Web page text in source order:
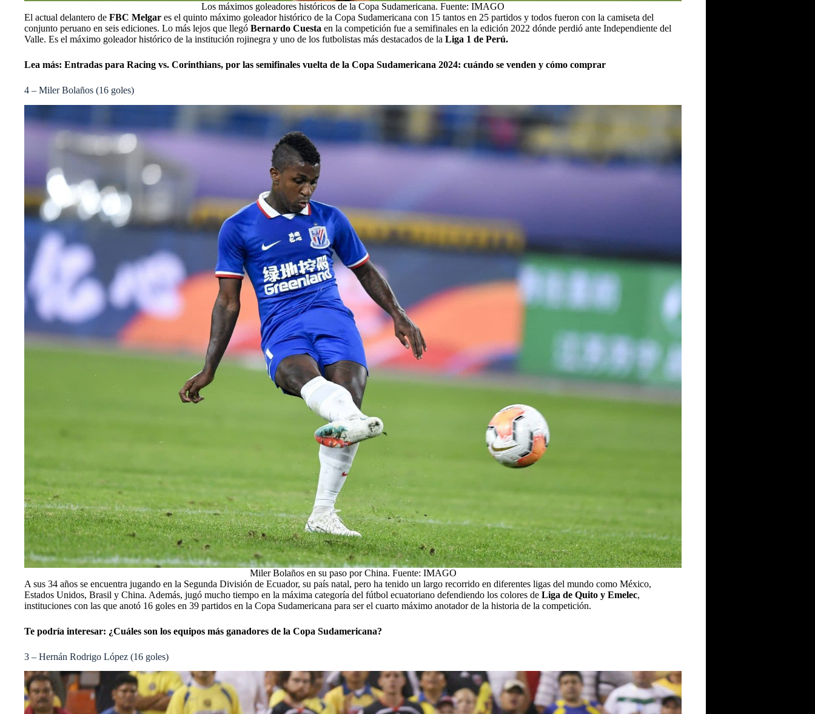
Los máximos goleadores históricos de la Copa Sudamericana. Fuente: IMAGO
El actual delantero de FBC Melgar es el quinto máximo goleador histórico de la Copa Sudamericana con 15 tantos en 25 partidos y todos fueron con la camiseta del
conjunto peruano en seis ediciones. Lo más lejos que llegó Bernardo Cuesta en la competición fue a semifinales en la edición 2022 dónde perdió ante Independiente del
Valle. Es el máximo goleador histórico de la institución rojinegra y uno de los futbolistas más destacados de la Liga 1 de Perú.
Lea más: Entradas para Racing vs. Corinthians, por las semifinales vuelta de la Copa Sudamericana 2024: cuándo se venden y cómo comprar
4 – Miler Bolaños (16 goles)
Miler Bolaños en su paso por China. Fuente: IMAGO
A sus 34 años se encuentra jugando en la Segunda División de Ecuador, su país natal, pero ha tenido un largo recorrido en diferentes ligas del mundo como México,
Estados Unidos, Brasil y China. Además, jugó mucho tiempo en la máxima categoría del fútbol ecuatoriano defendiendo los colores de Liga de Quito y Emelec,
instituciones con las que anotó 16 goles en 39 partidos en la Copa Sudamericana para ser el cuarto máximo anotador de la historia de la competición.
Te podría interesar: ¿Cuáles son los equipos más ganadores de la Copa Sudamericana?
3 – Hernán Rodrigo López (16 goles)